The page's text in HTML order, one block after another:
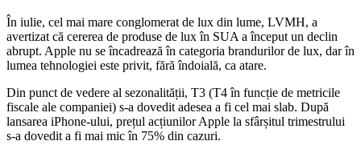
În iulie, cel mai mare conglomerat de lux din lume, LVMH, a
avertizat că cererea de produse de lux în SUA a început un declin
abrupt. Apple nu se încadrează în categoria brandurilor de lux, dar în
lumea tehnologiei este privit, fără îndoială, ca atare.
Din punct de vedere al sezonalității, T3 (T4 în funcție de metricile
fiscale ale companiei) s-a dovedit adesea a fi cel mai slab. După
lansarea iPhone-ului, prețul acțiunilor Apple la sfârșitul trimestrului
s-a dovedit a fi mai mic în 75% din cazuri.